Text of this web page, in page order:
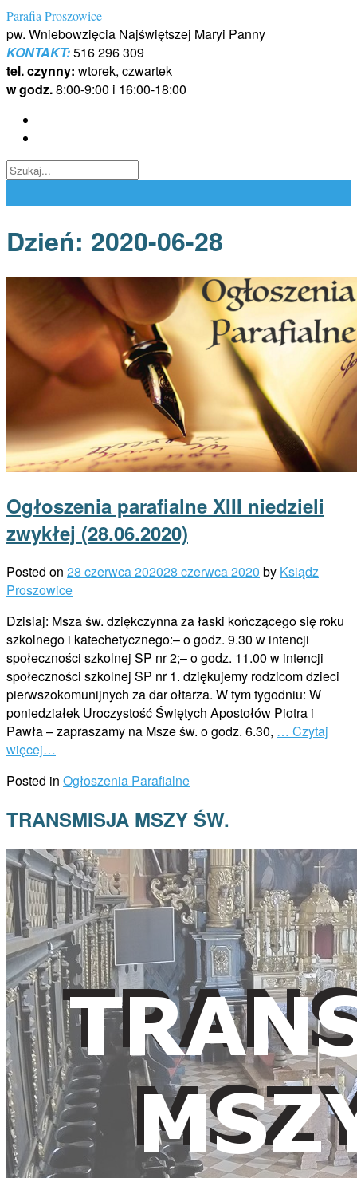
Skip
to
content
Parafia Proszowice
pw. Wniebowzięcia Najświętszej Maryi Panny
KONTAKT:516 296 309
tel. czynny: wtorek, czwartek
w godz.8:00-9:00 i 16:00-18:00
Dzień: 2020-06-28
Ogłoszenia parafialne XIII niedzieli
zwykłej (28.06.2020)
Posted on 28 czerwca 202028 czerwca 2020 by Ksiądz
Proszowice
Dzisiaj: Msza św. dziękczynna za łaski kończącego się roku
szkolnego i katechetycznego:– o godz. 9.30 w intencji
społeczności szkolnej SP nr 2;– o godz. 11.00 w intencji
społeczności szkolnej SP nr 1. dziękujemy rodzicom dzieci
pierwszokomunijnych za dar ołtarza. W tym tygodniu: W
poniedziałek Uroczystość Świętych Apostołów Piotra i
Pawła – zapraszamy na Msze św. o godz. 6.30, … Czytaj
więcej…
Posted in Ogłoszenia Parafialne
TRANSMISJA MSZY ŚW.